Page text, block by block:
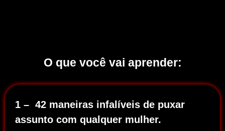
O que você vai aprender:
1 – 42 maneiras infalíveis de puxar
assunto com qualquer mulher.